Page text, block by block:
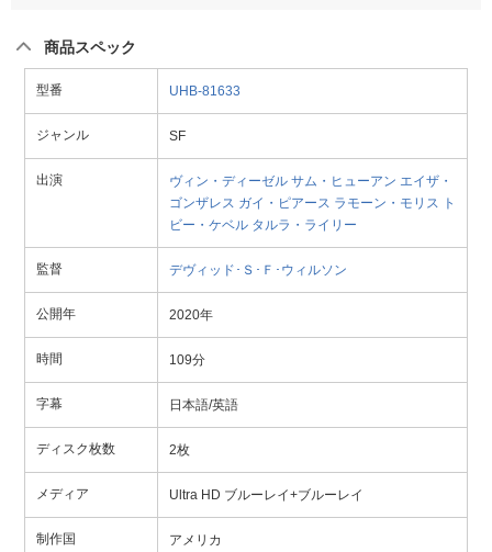
商品スペック
型番 UHB-81633
ジャンル SF
出演 ヴィン・ディーゼル サム・ヒューアン エイザ・
ゴンザレス ガイ・ピアース ラモーン・モリス
ト
ビー・ケベル タルラ・ライリー
監督 デヴィッド･Ｓ･Ｆ･ウィルソン
公開年 2020年
時間 109分
字幕 日本語/英語
ディスク枚数 2枚
メディア Ultra HD ブルーレイ+ブルーレイ
制作国 アメリカ